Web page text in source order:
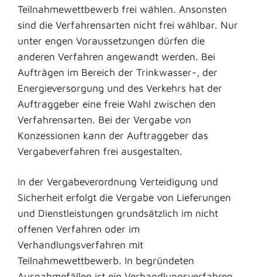
Teilnahmewettbewerb frei wählen. Ansonsten
sind die Verfahrensarten nicht frei wählbar. Nur
unter engen Voraussetzungen dürfen die
anderen Verfahren angewandt werden. Bei
Aufträgen im Bereich der Trinkwasser-, der
Energieversorgung und des Verkehrs hat der
Auftraggeber eine freie Wahl zwischen den
Verfahrensarten. Bei der Vergabe von
Konzessionen kann der Auftraggeber das
Vergabeverfahren frei ausgestalten.
In der Vergabeverordnung Verteidigung und
Sicherheit erfolgt die Vergabe von Lieferungen
und Dienstleistungen grundsätzlich im nicht
offenen Verfahren oder im
Verhandlungsverfahren mit
Teilnahmewettbewerb. In begründeten